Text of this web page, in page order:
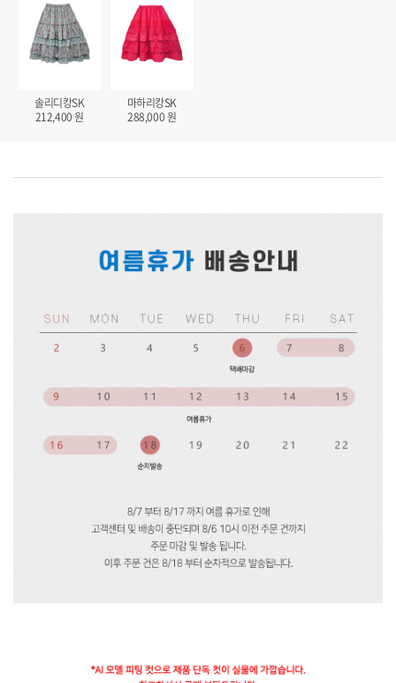
솔리디캉SK
212,400원
마하리캉SK
288,000원